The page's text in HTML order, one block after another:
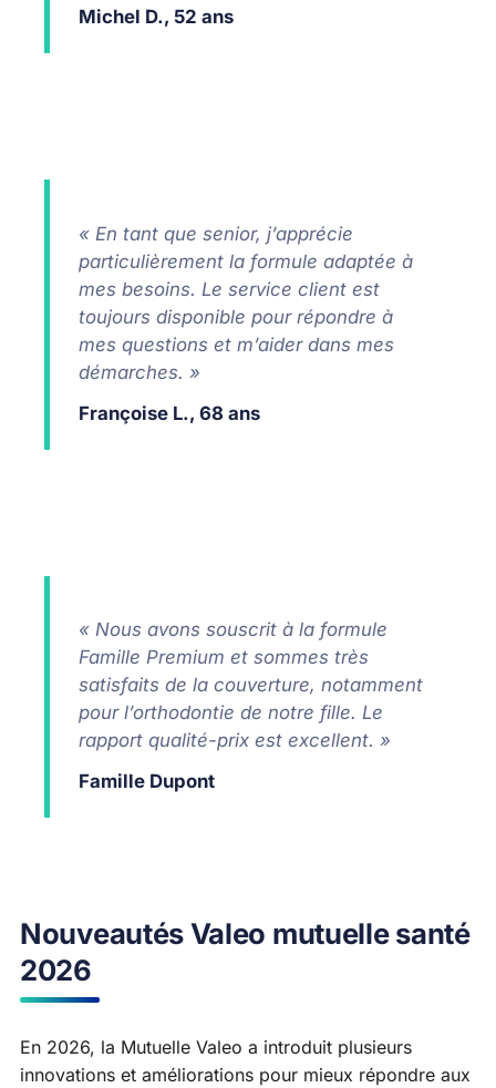
Michel D., 52 ans
« En tant que senior, j’apprécie
particulièrement la formule adaptée à
mes besoins. Le service client est
toujours disponible pour répondre à
mes questions et m’aider dans mes
démarches. »
Françoise L., 68 ans
« Nous avons souscrit à la formule
Famille Premium et sommes très
satisfaits de la couverture, notamment
pour l’orthodontie de notre fille. Le
rapport qualité-prix est excellent. »
Famille Dupont
Nouveautés Valeo mutuelle santé
2026
En 2026, la Mutuelle Valeo a introduit plusieurs
innovations et améliorations pour mieux répondre aux